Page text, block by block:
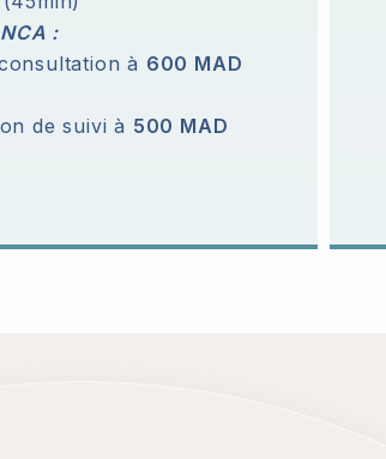
:
à 600 MAD
de suivi à 500 MAD